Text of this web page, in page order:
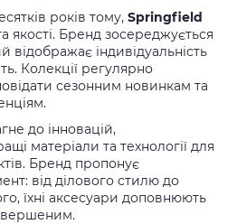
років тому, Springfield
якості. Бренд зосереджується
відображає індивідуальність
Колекції регулярно
сезонним новинкам та
до інновацій,
матеріали та технології для
Бренд пропонує
від ділового стилю до
їхні аксесуари доповнюють